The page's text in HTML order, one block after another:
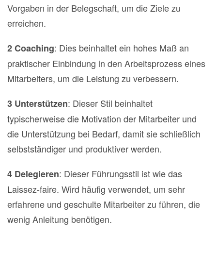
Vorgaben in der Belegschaft, um die Ziele zu
erreichen.
2 Coaching: Dies beinhaltet ein hohes Maß an
praktischer Einbindung in den Arbeitsprozess eines
Mitarbeiters, um die Leistung zu verbessern.
3 Unterstützen: Dieser Stil beinhaltet
typischerweise die Motivation der Mitarbeiter und
die Unterstützung bei Bedarf, damit sie schließlich
selbstständiger und produktiver werden.
4 Delegieren: Dieser Führungsstil ist wie das
Laissez-faire. Wird häufig verwendet, um sehr
erfahrene und geschulte Mitarbeiter zu führen, die
wenig Anleitung benötigen.